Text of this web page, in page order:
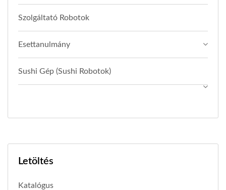
Szolgáltató Robotok
Esettanulmány
Sushi Gép (Sushi Robotok)
Letöltés
Katalógus